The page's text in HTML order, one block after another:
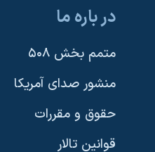
در باره ما
متمم بخش ۵۰۸
منشور صدای آمریکا
حقوق و مقررات
قوانین تالار